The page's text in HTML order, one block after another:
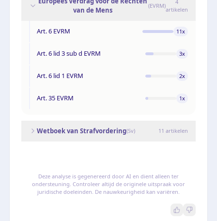
van de Mens
(EVRM)
4
artikelen
Art. 6 EVRM 11x
Art. 6 lid 3 sub d EVRM 3x
Art. 6 lid 1 EVRM 2x
Art. 35 EVRM 1x
Wetboek van Strafvordering(Sv) 11 artikelen
Deze analyse is gegenereerd door AI en dient alleen ter
ondersteuning. Controleer altijd de originele uitspraak voor
juridische doeleinden. De nauwkeurigheid kan variëren.